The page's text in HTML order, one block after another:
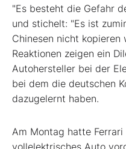
"Es besteht die Gefahr
und stichelt: "Es ist
Chinesen nicht kopieren
Reaktionen zeigen ein
Autohersteller bei der
bei dem die deutschen
dazugelernt haben.
Am Montag hatte
vollelektrisches Auto